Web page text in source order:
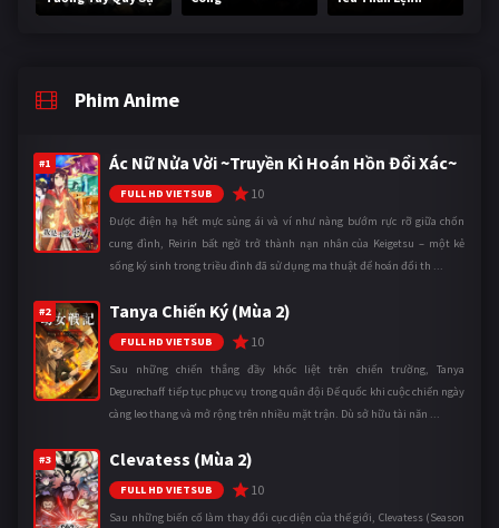
Phim Anime
#1 Ác Nữ Nửa Vời ~Truyền Kì Hoán Hồn Đổi Xác~
FULL HD VIETSUB 10
Được điện hạ hết mực sủng ái và ví như nàng bướm rực rỡ giữa chốn
cung đình, Reirin bất ngờ trở thành nạn nhân của Keigetsu – một kẻ
sống ký sinh trong triều đình đã sử dụng ma thuật để hoán đổi th ...
#2 Tanya Chiến Ký (Mùa 2)
FULL HD VIETSUB 10
Sau những chiến thắng đầy khốc liệt trên chiến trường, Tanya
Degurechaff tiếp tục phục vụ trong quân đội Đế quốc khi cuộc chiến ngày
càng leo thang và mở rộng trên nhiều mặt trận. Dù sở hữu tài năn ...
#3 Clevatess (Mùa 2)
FULL HD VIETSUB 10
Sau những biến cố làm thay đổi cục diện của thế giới, Clevatess (Season